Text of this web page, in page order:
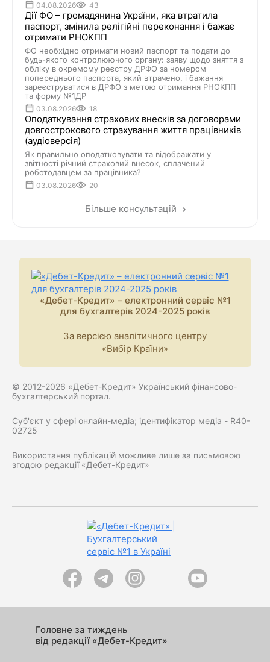
04.08.2026 43
Дії ФО – громадянина України, яка втратила
паспорт, змінила релігійні переконання i бажає
отримати PHOKПП
ФО необхідно отримати новий паспорт та подати до
будь-якого контролюючого органу: заяву щодо зняття з
обліку в окремому реєстру ДРФО за номером
попереднього паспорта, який втрачено, і бажання
зареєструватися в ДРФО з метою отримання PHOKПП
та форму №1ДР
03.08.2026 18
Оподаткування страхових внесків за договорами
довгострокового страхування життя працівників
(аудіоверсія)
Як правильно оподатковувати та відображати у
звітності річний страховий внесок, сплачений
роботодавцем за працівника?
03.08.2026 20
Більше консультацій
«Дебет-Кредит» – електронний сервіс №1
для бухгалтерів 2024-2025 років
За версією аналітичного центру
«Вибір Країни»
© 2012-2026 «Дебет-Кредит» Український фінансово-
бухгалтерський портал.
Суб'єкт у сфері онлайн-медіа; ідентифікатор медіа - R40-
02725
Використання публікацій можливе лише за письмовою
згодою редакції «Дебет-Кредит»
Головне за тиждень
від редакції «Дебет-Кредит»